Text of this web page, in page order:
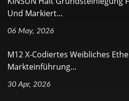
Und Markiert...
06 May, 2026
M12 X-Codiertes Weibliches
Markteinführung...
30 Apr, 2026